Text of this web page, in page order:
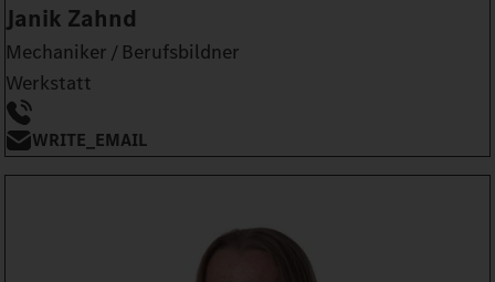
Janik Zahnd
Mechaniker / Berufsbildner
Werkstatt
WRITE_EMAIL